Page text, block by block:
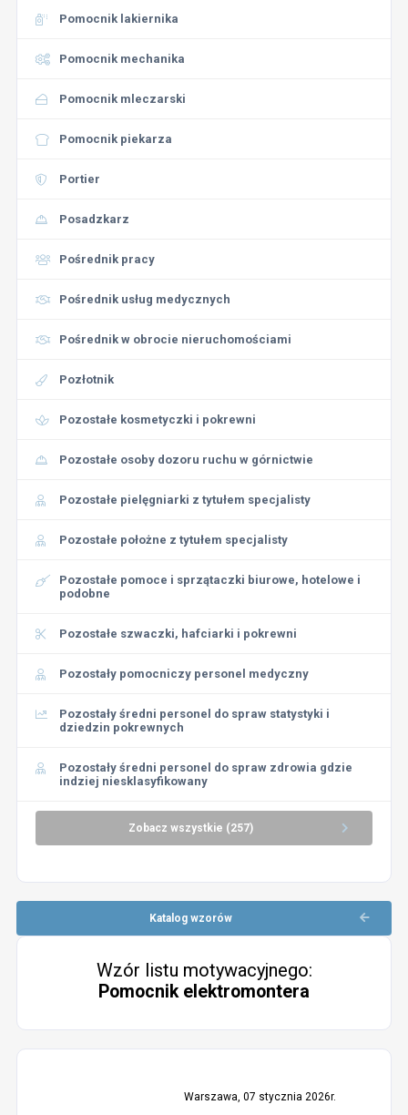
Pomocnik lakiernika
Pomocnik mechanika
Pomocnik mleczarski
Pomocnik piekarza
Portier
Posadzkarz
Pośrednik pracy
Pośrednik usług medycznych
Pośrednik w obrocie nieruchomościami
Pozłotnik
Pozostałe kosmetyczki i pokrewni
Pozostałe osoby dozoru ruchu w górnictwie
Pozostałe pielęgniarki z tytułem specjalisty
Pozostałe położne z tytułem specjalisty
Pozostałe pomoce i sprzątaczki biurowe, hotelowe i
podobne
Pozostałe szwaczki, hafciarki i pokrewni
Pozostały pomocniczy personel medyczny
Pozostały średni personel do spraw statystyki i
dziedzin pokrewnych
Pozostały średni personel do spraw zdrowia gdzie
indziej niesklasyfikowany
Zobacz wszystkie (257)
Katalog wzorów
Wzór listu motywacyjnego:
Pomocnik elektromontera
Warszawa, 07 stycznia 2026r.